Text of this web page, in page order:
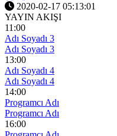
2020-02-17 05:13:01
YAYIN AKIŞI
11:00
Adı Soyadı 3
Adı Soyadı 3
13:00
Adı Soyadı 4
Adı Soyadı 4
14:00
Programcı Adı
Programcı Adı
16:00